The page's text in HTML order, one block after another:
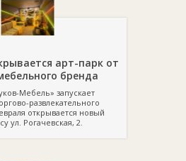
арт-парк от
бренда
Мебель» запускает
развлекательного
открывается новый
ул. Рогачевская, 2.